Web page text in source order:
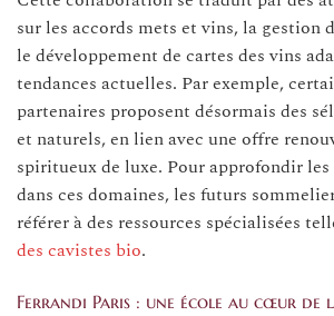
sur les accords mets et vins, la gestion
le développement de cartes des vins
tendances actuelles. Par exemple,
partenaires proposent désormais des
et naturels, en lien avec une offre
spiritueux de luxe. Pour approfondir les
dans ces domaines, les futurs
référer à des ressources spécialisées
des cavistes bio.
Ferrandi Paris : une école au cœur de